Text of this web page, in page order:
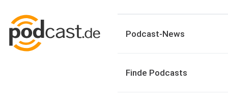
Podcast-News
Finde Podcasts